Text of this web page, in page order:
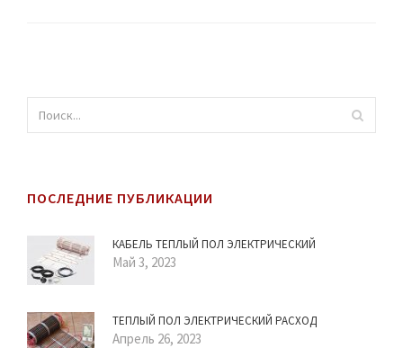
ПОСЛЕДНИЕ ПУБЛИКАЦИИ
КАБЕЛЬ ТЕПЛЫЙ ПОЛ ЭЛЕКТРИЧЕСКИЙ
Май 3, 2023
ТЕПЛЫЙ ПОЛ ЭЛЕКТРИЧЕСКИЙ РАСХОД
Апрель 26, 2023